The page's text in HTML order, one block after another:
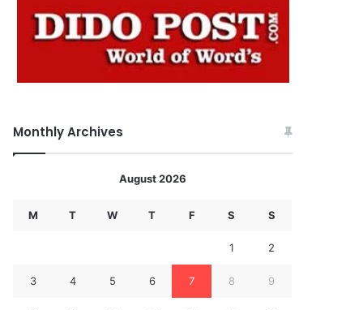
Monthly Archives
August 2026
M T W T F S S
1 2
3 4 5 6 7 8 9